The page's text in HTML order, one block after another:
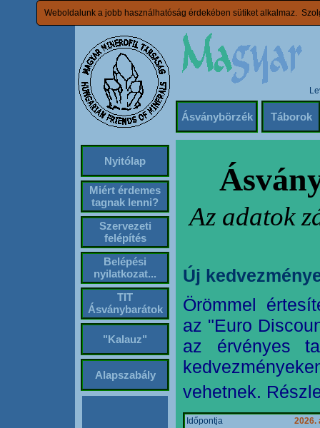
Weboldalunk a jobb használhatóság érdekében sütiket alkalmaz.
Ásványbörzék Táborok
Nyitólap
Miért érdemes
tagnak lenni?
Szervezeti
felépítés
Belépési
nyilatkozat...
TIT
Ásványbarátok
"Kalauz"
Alapszabály
Az adatok
Új
Örömmel
az "Euro
az érvényes
vehetnek.
Időpontja
2026.